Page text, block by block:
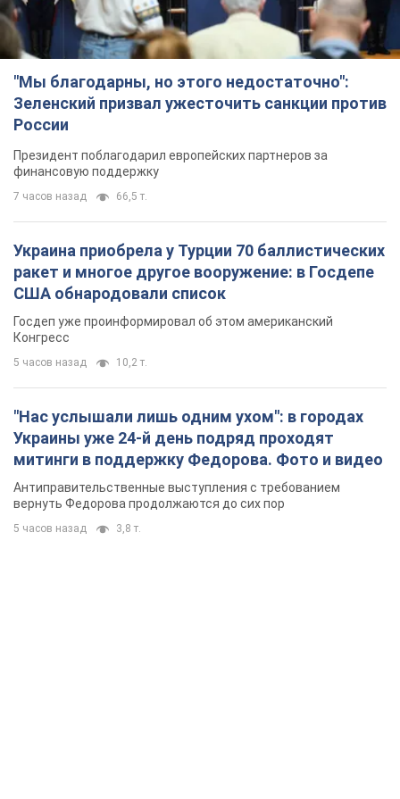
"Мы благодарны, но этого недостаточно":
Зеленский призвал ужесточить санкции против
России
Президент поблагодарил европейских партнеров за
финансовую поддержку
7 часов назад 66,5 т.
Украина приобрела у Турции 70 баллистических
ракет и многое другое вооружение: в Госдепе
США обнародовали список
Госдеп уже проинформировал об этом американский
Конгресс
5 часов назад 10,2 т.
"Нас услышали лишь одним ухом": в городах
Украины уже 24-й день подряд проходят
митинги в поддержку Федорова. Фото и видео
Антиправительственные выступления с требованием
вернуть Федорова продолжаются до сих пор
5 часов назад 3,8 т.